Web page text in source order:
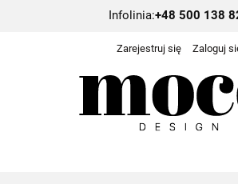
Infolinia:+48 500 138
Zarejestruj się Zaloguj